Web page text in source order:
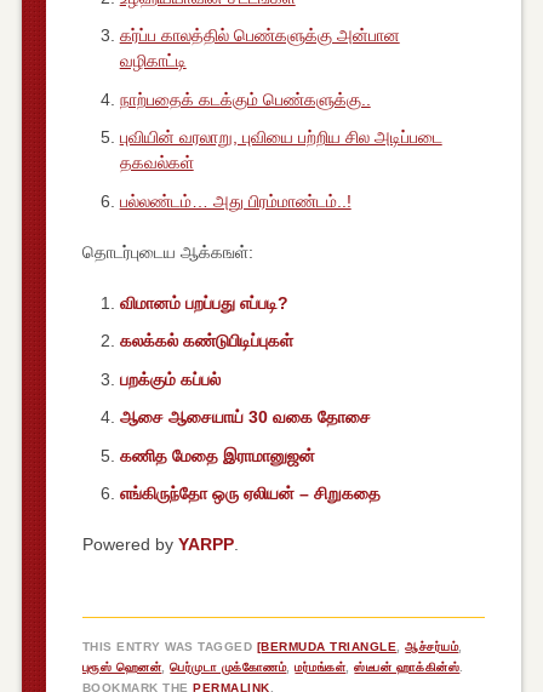
கர்ப்ப காலத்தில் பெண்களுக்கு அன்பான
வழிகாட்டி
நாற்பதைக் கடக்கும் பெண்களுக்கு..
புவியின் வரலாறு, புவியை பற்றிய சில அடிப்படை
தகவல்கள்
பல்லண்டம்… அது பிரம்மாண்டம்..!
தொடர்புடைய ஆக்கஙள்:
விமானம் பறப்பது எப்படி?
கலக்கல் கண்டுபிடிப்புகள்
பறக்கும் கப்பல்
ஆசை ஆசையாய் 30 வகை தோசை
கணித மேதை இராமானுஜன்
எங்கிருந்தோ ஒரு ஏலியன் – சிறுகதை
Powered by YARPP.
THIS ENTRY WAS TAGGED [BERMUDA TRIANGLE ,ஆச்சர்யம்,
புரூஸ் ஹெனன் ,பெர்முடா முக்கோணம்,மர்மங்கள் ,ஸ்டீபன் ஹாக்கின்ஸ்
BOOKMARK THEPERMALINK